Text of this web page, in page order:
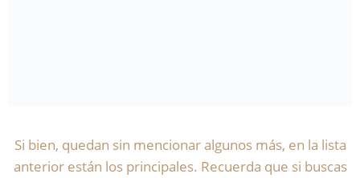
Si bien, quedan sin mencionar algunos más, en la lista
anterior están los principales. Recuerda que si buscas